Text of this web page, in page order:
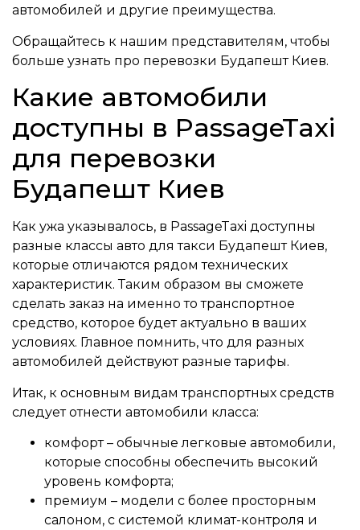
автомобилей и другие преимущества.
Обращайтесь к нашим представителям, чтобы
больше узнать про перевозки Будапешт Киев.
Какие автомобили
доступны в PassageTaxi
для перевозки
Будапешт Киев
Как ужа указывалось, в PassageTaxi доступны
разные классы авто для такси Будапешт Киев,
которые отличаются рядом технических
характеристик. Таким образом вы сможете
сделать заказ на именно то транспортное
средство, которое будет актуально в ваших
условиях. Главное помнить, что для разных
автомобилей действуют разные тарифы.
Итак, к основным видам транспортных средств
следует отнести автомобили класса:
комфорт – обычные легковые автомобили,
которые способны обеспечить высокий
уровень комфорта;
премиум – модели с более просторным
салоном, с системой климат-контроля и